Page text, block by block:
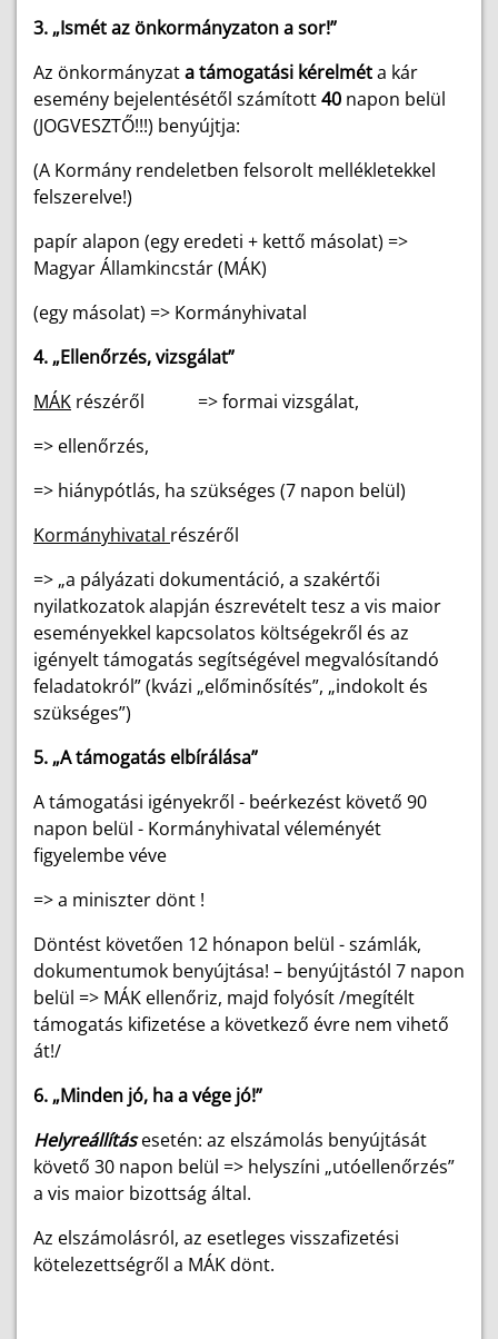
3. „Ismét az önkormányzaton a sor!”
Az önkormányzata támogatási kérelméta kár
esemény bejelentésétől számított40 napon belül
(JOGVESZTŐ!!!) benyújtja:
(A Kormány rendeletben felsorolt mellékletekkel
felszerelve!)
papír alapon (egy eredeti + kettő másolat) =>
Magyar Államkincstár (MÁK)
(egy másolat) => Kormányhivatal
4. „Ellenőrzés, vizsgálat”
MÁK részéről => formai vizsgálat,
=> ellenőrzés,
=> hiánypótlás, ha szükséges (7 napon belül)
Kormányhivatal részéről
=> „a pályázati dokumentáció, a szakértői
nyilatkozatok alapján észrevételt tesz a vis maior
eseményekkel kapcsolatos költségekről és az
igényelt támogatás segítségével megvalósítandó
feladatokról” (kvázi „előminősítés”, „indokolt és
szükséges”)
5. „A támogatás elbírálása”
A támogatási igényekről - beérkezést követő 90
napon belül - Kormányhivatal véleményét
figyelembe véve
=> a miniszter dönt !
Döntést követően 12 hónapon belül - számlák,
dokumentumok benyújtása! – benyújtástól 7 napon
belül => MÁK ellenőriz, majd folyósít /megítélt
támogatás kifizetése a következő évre nem vihető
át!/
6. „Minden jó, ha a vége jó!”
Helyreállításesetén: az elszámolás benyújtását
követő 30 napon belül => helyszíni „utóellenőrzés”
a vis maior bizottság által.
Az elszámolásról, az esetleges visszafizetési
kötelezettségről a MÁK dönt.